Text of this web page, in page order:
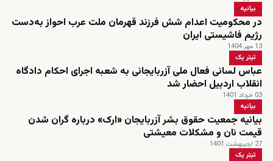
بیانیه
در محکومیت اعدام شش فرزند قهرمان ملت عرب احواز به‌دست
رژیم فاشیستی ایران
13 مهر 1404
تیتر یک
عباس لسانی فعال ملی آزربایجانی به شعبه اجرای احکام دادگاه
انقلاب اردبیل احضار شد
03 خرداد 1401
بیانیه
بیانیه جمعیت حقوق بشر آزربایجان «ارک» درباره گران شدن
قیمت نان و مشکلات معیشتی
27 اردیبهشت 1401
تیتر یک